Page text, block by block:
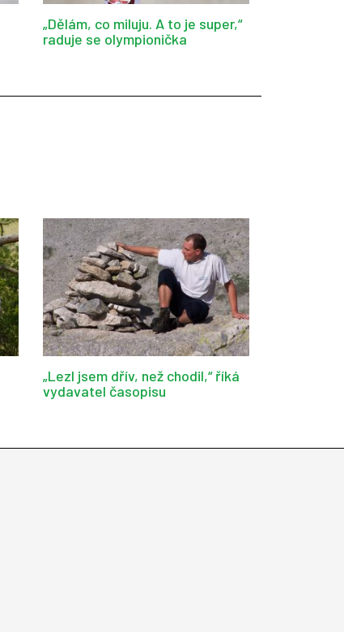
„Dělám, co miluju. A to je super,“
raduje se olympionička
„Lezl jsem dřív, než chodil,“ říká
vydavatel časopisu